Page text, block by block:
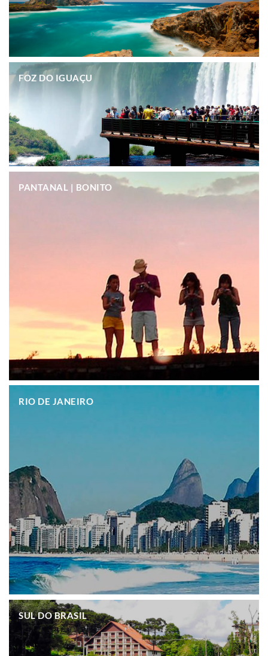
FOZ DO IGUAÇU
PANTANAL | BONITO
RIO DE JANEIRO
.
SUL DO BRASIL